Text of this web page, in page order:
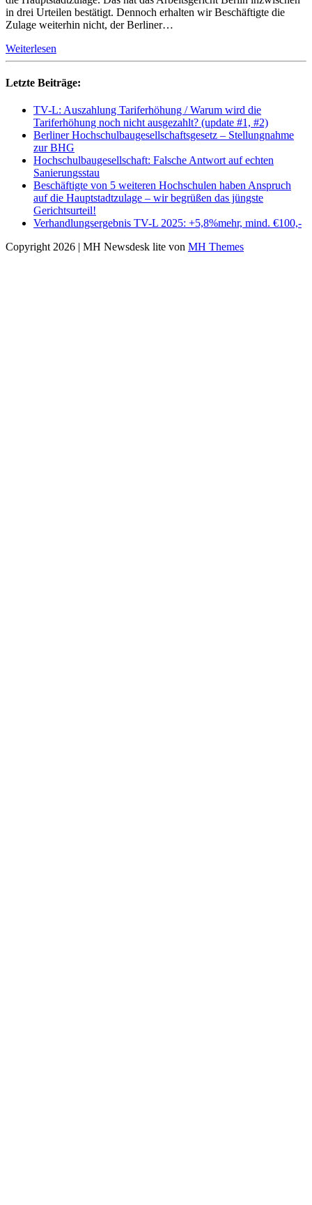
in drei Urteilen bestätigt. Dennoch erhalten wir Beschäftigte die
Zulage weiterhin nicht, der Berliner…
Weiterlesen
Letzte Beiträge:
TV-L: Auszahlung Tariferhöhung / Warum wird die
Tariferhöhung noch nicht ausgezahlt? (update #1, #2)
Berliner Hochschulbaugesellschaftsgesetz – Stellungnahme
zur BHG
Hochschulbaugesellschaft: Falsche Antwort auf echten
Sanierungsstau
Beschäftigte von 5 weiteren Hochschulen haben Anspruch
auf die Hauptstadtzulage – wir begrüßen das jüngste
Gerichtsurteil!
Verhandlungsergebnis TV-L 2025: +5,8%mehr, mind. €100,-
Copyright 2026 | MH Newsdesk lite von MH Themes